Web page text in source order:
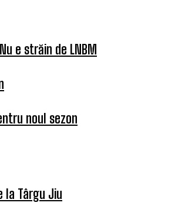
e străin de LNBM
noul sezon
la Târgu Jiu